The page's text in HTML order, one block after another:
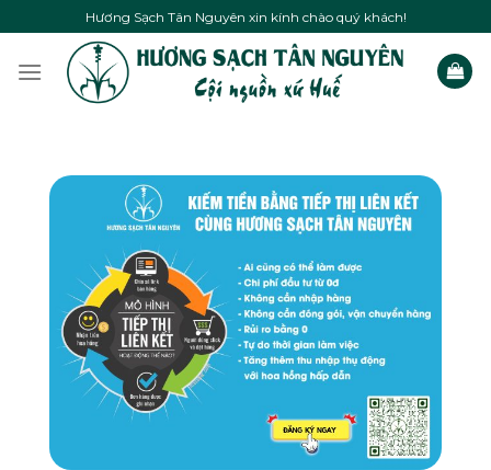
to
content
Hương Sạch Tân Nguyên xin kính chào quý khách!